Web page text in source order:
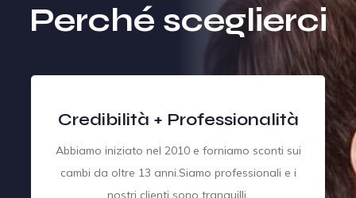
Perché sceglierci
Credibilità + Professionalità
Abbiamo iniziato nel 2010 e forniamo sconti sui
cambi da oltre 13 anni.Siamo professionali e i
nostri clienti sono tranquilli.